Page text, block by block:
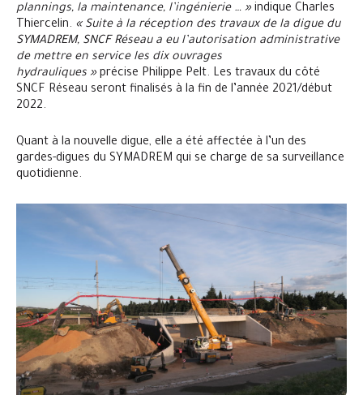
plannings, la maintenance, l’ingénierie … » indique Charles
Thiercelin. « Suite à la réception des travaux de la digue du
SYMADREM, SNCF Réseau a eu l’autorisation administrative
de mettre en service les dix ouvrages
hydrauliques » précise Philippe Pelt. Les travaux du côté
SNCF Réseau seront finalisés à la fin de l’année 2021/début
2022.
Quant à la nouvelle digue, elle a été affectée à l’un des
gardes-digues du SYMADREM qui se charge de sa surveillance
quotidienne.